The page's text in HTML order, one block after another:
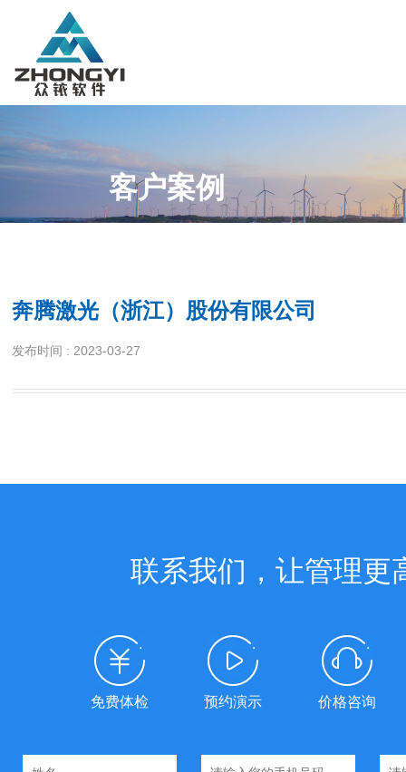
客户案例
奔腾激光（浙江）股份有限公司
发布时间 : 2023-03-27
联系我们，让管理更
免费体检 预约演示 价格咨询